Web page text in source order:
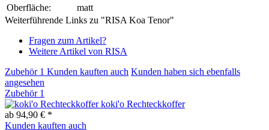
Oberfläche:
matt
Weiterführende Links zu "RISA Koa Tenor"
Fragen zum Artikel?
Weitere Artikel von RISA
Zubehör 1 Kunden kauften auch Kunden haben sich ebenfalls
angesehen
Zubehör 1
koki'o Rechteckkoffer
ab 94,90 € *
Kunden kauften auch